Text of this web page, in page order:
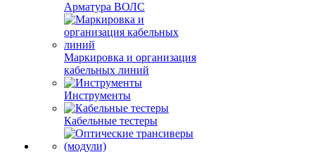
Арматура ВОЛС
Маркировка и организация
кабельных линий
Инструменты
Кабельные тестеры